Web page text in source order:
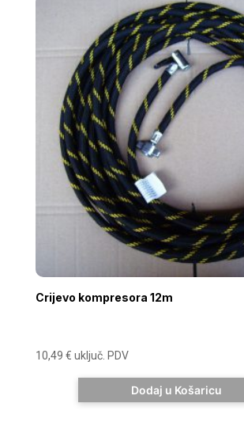
Crijevo kompresora 12m
10,49 € uključ. PDV
Dodaj u Košaricu